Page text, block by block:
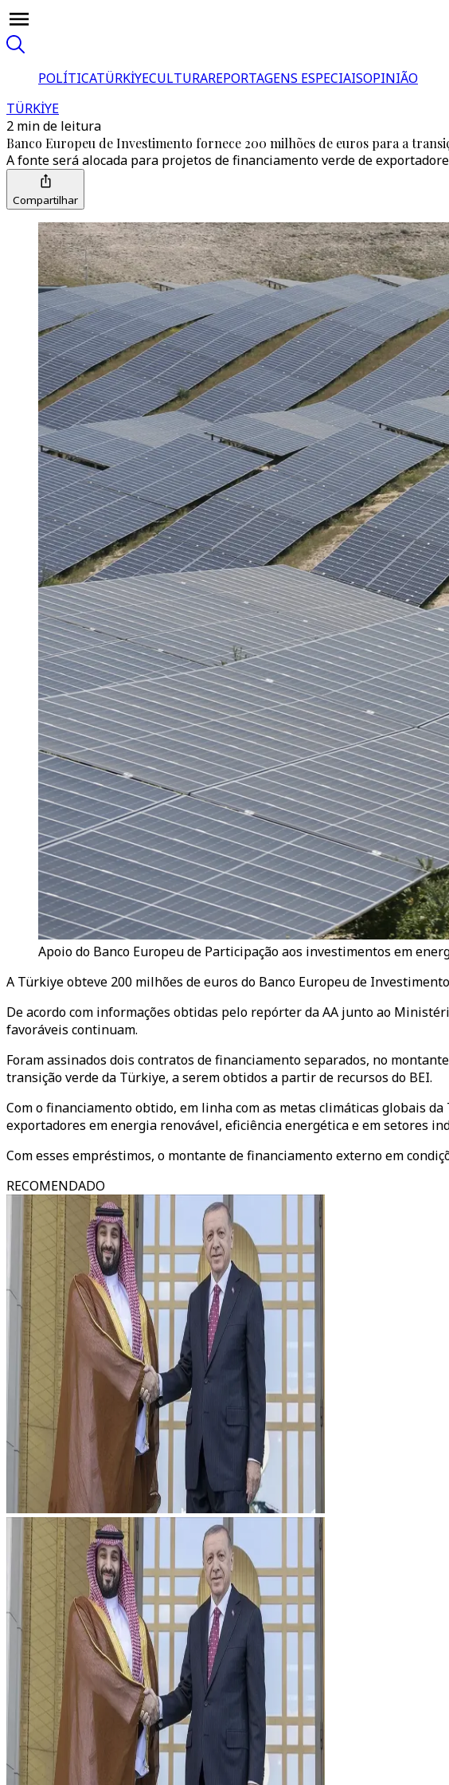
POLÍTICATÜRKİYECULTURAREPORTAGENS ESPECIAISOPINIÃO
TÜRKİYE
2 min de leitura
Banco Europeu de Investimento fornece 200 milhões de euros para a
A fonte será alocada para projetos de financiamento verde de
Compartilhar
Apoio do Banco Europeu de Participação aos investimentos em
A Türkiye obteve 200 milhões de euros do Banco Europeu de
De acordo com informações obtidas pelo repórter da AA junto ao
favoráveis continuam.
Foram assinados dois contratos de financiamento separados, no
transição verde da Türkiye, a serem obtidos a partir de recursos do BEI.
Com o financiamento obtido, em linha com as metas climáticas globais
exportadores em energia renovável, eficiência energética e em setores
Com esses empréstimos, o montante de financiamento externo em
RECOMENDADO